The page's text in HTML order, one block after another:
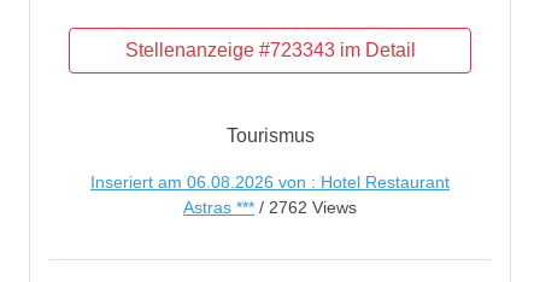
Tourismus
Inseriert am 06.08.2026 von : Hotel Restaurant
Astras *** / 2762 Views